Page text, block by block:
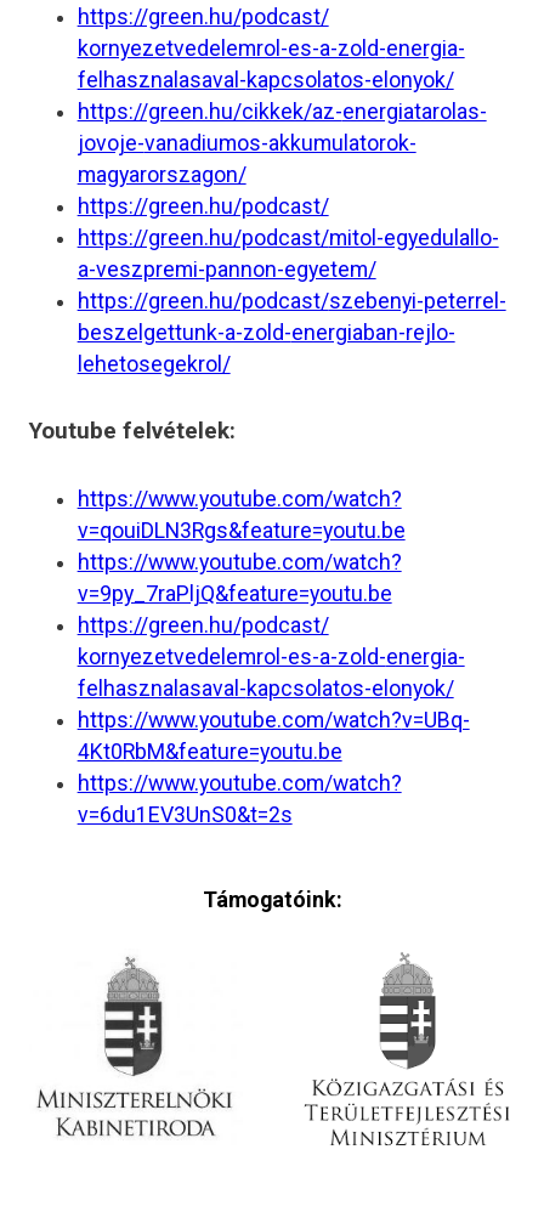
https://green.hu/podcast/
kornyezetvedelemrol-es-a-zold-energia-
felhasznalasaval-kapcsolatos-elonyok/
https://green.hu/cikkek/az-energiatarolas-
jovoje-vanadiumos-akkumulatorok-
magyarorszagon/
https://green.hu/podcast/
https://green.hu/podcast/mitol-egyedulallo-
a-veszpremi-pannon-egyetem/
https://green.hu/podcast/szebenyi-peterrel-
beszelgettunk-a-zold-energiaban-rejlo-
lehetosegekrol/
Youtube felvételek:
https://www.youtube.com/watch?
v=qouiDLN3Rgs&feature=youtu.be
https://www.youtube.com/watch?
v=9py_7raPljQ&feature=youtu.be
https://green.hu/podcast/
kornyezetvedelemrol-es-a-zold-energia-
felhasznalasaval-kapcsolatos-elonyok/
https://www.youtube.com/watch?v=UBq-
4Kt0RbM&feature=youtu.be
https://www.youtube.com/watch?
v=6du1EV3UnS0&t=2s
Támogatóink: